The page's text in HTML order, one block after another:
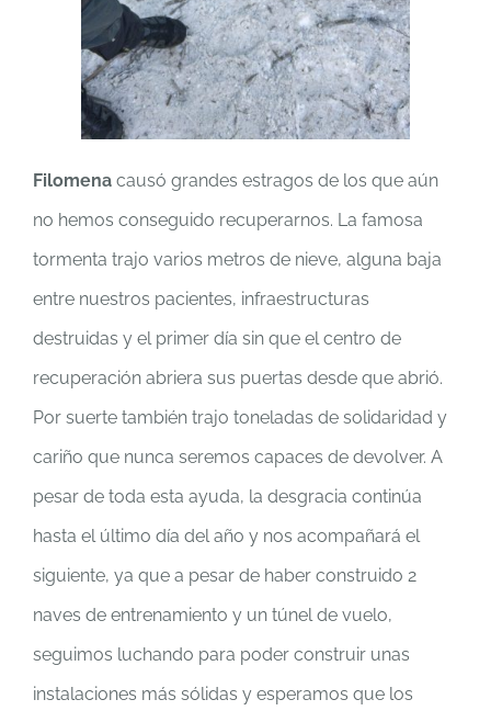
Filomena causó grandes estragos de los que aún
no hemos conseguido recuperarnos. La famosa
tormenta trajo varios metros de nieve, alguna baja
entre nuestros pacientes, infraestructuras
destruidas y el primer día sin que el centro de
recuperación abriera sus puertas desde que abrió.
Por suerte también trajo toneladas de solidaridad y
cariño que nunca seremos capaces de devolver. A
pesar de toda esta ayuda, la desgracia continúa
hasta el último día del año y nos acompañará el
siguiente, ya que a pesar de haber construido 2
naves de entrenamiento y un túnel de vuelo,
seguimos luchando para poder construir unas
instalaciones más sólidas y esperamos que los